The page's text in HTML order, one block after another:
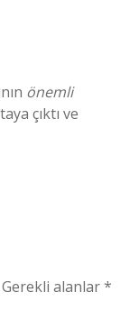
önemli
çıktı ve
Gerekli alanlar*